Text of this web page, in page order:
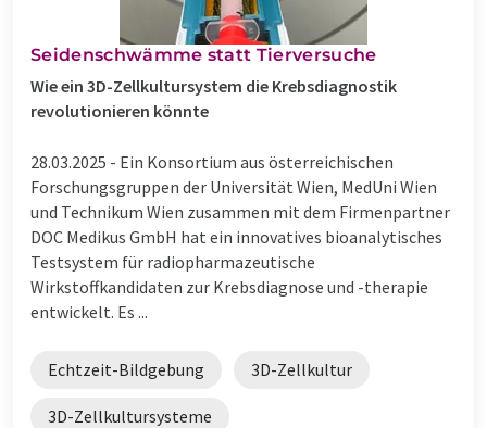
Seidenschwämme statt Tierversuche
Wie ein 3D-Zellkultursystem die Krebsdiagnostik
revolutionieren könnte
28.03.2025 - Ein Konsortium aus österreichischen
Forschungsgruppen der Universität Wien, MedUni Wien
und Technikum Wien zusammen mit dem Firmenpartner
DOC Medikus GmbH hat ein innovatives bioanalytisches
Testsystem für radiopharmazeutische
Wirkstoffkandidaten zur Krebsdiagnose und -therapie
entwickelt. Es ...
Echtzeit-Bildgebung 3D-Zellkultur
3D-Zellkultursysteme